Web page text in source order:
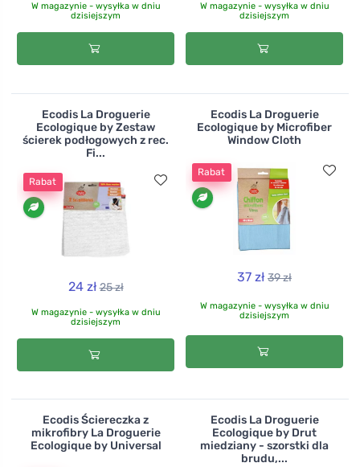
W magazynie - wysyłka w dniu
dzisiejszym
W magazynie - wysyłka w dniu
dzisiejszym
Ecodis La Droguerie
Ecologique by Zestaw
ścierek podłogowych z rec.
Fi...
Rabat
24 zł 25 zł
W magazynie - wysyłka w dniu
dzisiejszym
Ecodis La Droguerie
Ecologique by Microfiber
Window Cloth
Rabat
37 zł 39 zł
W magazynie - wysyłka w dniu
dzisiejszym
Ecodis Ściereczka z
mikrofibry La Droguerie
Ecologique by Universal
Ecodis La Droguerie
Ecologique by Drut
miedziany - szorstki dla
brudu,...